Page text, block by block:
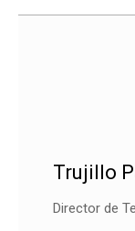
Trujillo
Director de